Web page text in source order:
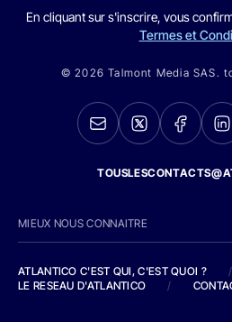
En cliquant sur s'inscrire, vous
Termes et
© 2026 Talmont Media SAS.
MIEUX NOUS CONNAITRE
ATLANTICO C'EST QUI, C'EST QUOI ?
/
LE RESEAU D'ATLANTICO
/